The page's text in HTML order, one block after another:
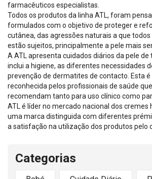
farmacêuticos especialistas.
Todos os produtos da linha ATL, foram
formulados com o objetivo de proteger e
cutânea, das agressões naturais a que todos
estão sujeitos, principalmente a pele mais
A ATL apresenta cuidados diários da pele de
inclui a higiene, as diferentes necessidades
prevenção de dermatites de contacto. Esta
reconhecida pelos profissionais de saúde
recomendam tanto para uso clínico como
ATL é líder no mercado nacional dos cremes
uma marca distinguida com diferentes
a satisfação na utilização dos produtos pelo
Categorias